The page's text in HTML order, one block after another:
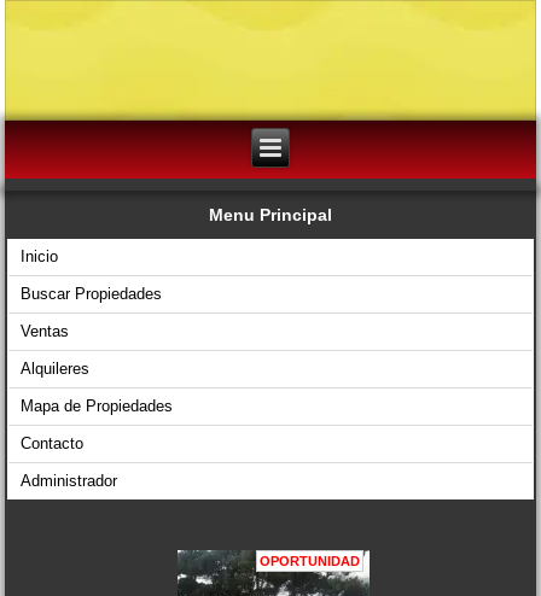
Menu Principal
Inicio
Buscar Propiedades
Ventas
Alquileres
Mapa de Propiedades
Contacto
Administrador
OPORTUNIDAD